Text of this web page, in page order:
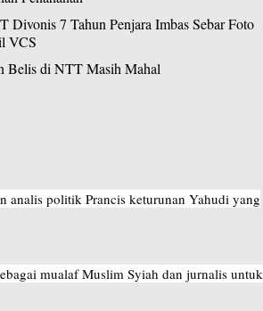
Divonis 7 Tahun Penjara Imbas Sebar Foto
VCS
Belis di NTT Masih Mahal
analis politik Prancis keturunan Yahudi yang
mualaf Muslim Syiah dan jurnalis untuk